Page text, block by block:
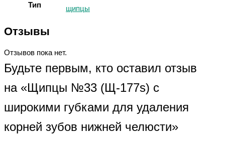
Тип щипцы
Отзывы
Отзывов пока нет.
Будьте первым, кто оставил отзыв
на «Щипцы №33 (Щ-177s) с
широкими губками для удаления
корней зубов нижней челюсти»